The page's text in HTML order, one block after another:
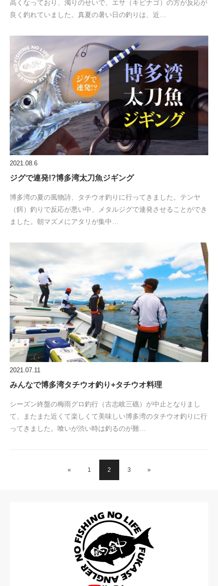
高くなっており、濁りのせいで、エサ（キビナゴ）の方が反応が
良く釣れていました。真夏の暑い日の釣りは、近…
2021.08.6
ジグで連発!?博多湾太刀魚ジギング
博多湾の夏の風物詩、タチウオ釣りに行ってきました。テンヤ
（餌）釣りで反応が悪い中、メタルジグで連発させることができ
ました。朝マズメにアタリが集中…
2021.07.11
みんなで博多湾タチウオ釣り+タチウオ料理
シーズン終盤の梅雨グロ釣行（古志岐三礁）が中止となりまし
て、またまた近くて楽しくて美味しい博多湾のタチウオ釣りに行
ってきました。喰いが渋い時は釣るのが難…
« 1 2 3 »